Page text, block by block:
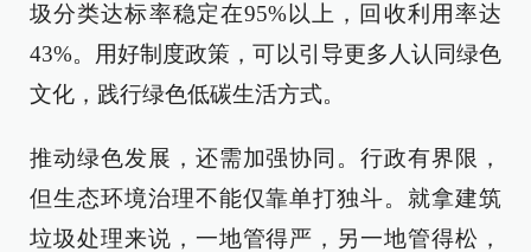
圾分类达标率稳定在95%以上，回收利用率达
43%。用好制度政策，可以引导更多人认同绿色
文化，践行绿色低碳生活方式。
推动绿色发展，还需加强协同。行政有界限，
但生态环境治理不能仅靠单打独斗。就拿建筑
垃圾处理来说，一地管得严，另一地管得松，